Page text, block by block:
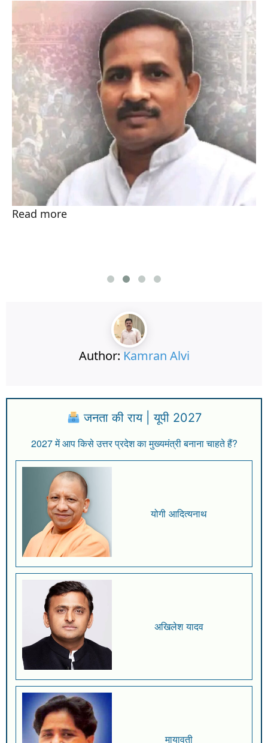
Read more
Author: Kamran Alvi
जनता की राय | यूपी 2027
2027 में आप किसे उत्तर प्रदेश का मुख्यमंत्री बनाना चाहते हैं?
योगी आदित्यनाथ
अखिलेश यादव
मायावती